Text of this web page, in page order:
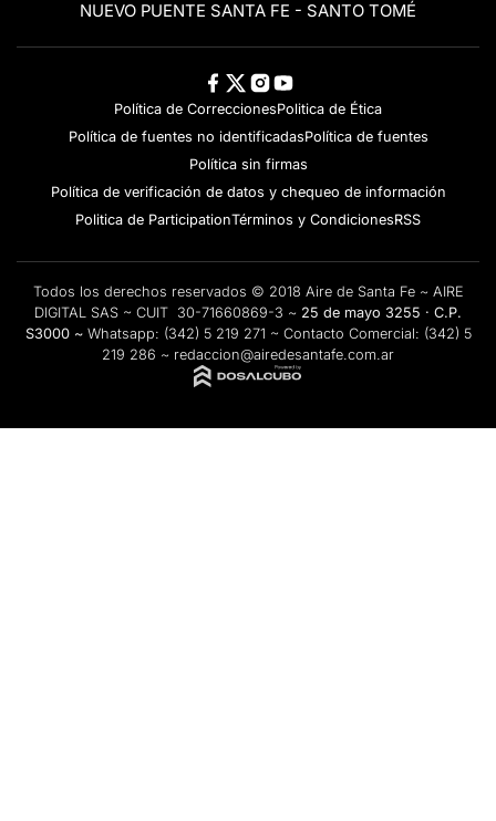
NUEVO PUENTE SANTA FE - SANTO TOMÉ
Política de CorreccionesPolitica de Ética
Política de fuentes no identificadasPolítica de fuentes
Política sin firmas
Política de verificación de datos y chequeo de información
Politica de ParticipationTérminos y CondicionesRSS
Todos los derechos reservados © 2018 Aire de Santa Fe ~ AIRE
DIGITAL SAS ~ CUIT 30-71660869-3 ~ 25 de mayo 3255 · C.P.
S3000 ~ Whatsapp: (342) 5 219 271 ~ Contacto Comercial: (342) 5
219 286 ~ redaccion@airedesantafe.com.ar